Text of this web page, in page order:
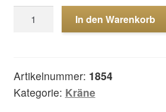
Menge
In den Warenkorb
Artikelnummer: 1854
Kategorie: Kräne